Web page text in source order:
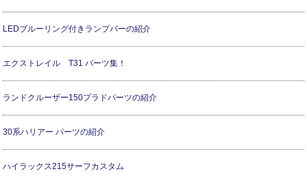
LEDブルーリング付きランプバーの紹介
エクストレイル T31 パーツ集！
ランドクルーザー150プラドパーツの紹介
30系ハリアー パーツの紹介
ハイラックス215サーフカスタム